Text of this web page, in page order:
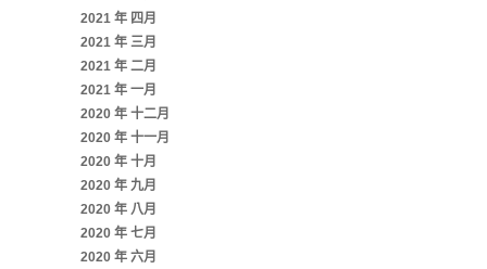
2021 年 四月
2021 年 三月
2021 年 二月
2021 年 一月
2020 年 十二月
2020 年 十一月
2020 年 十月
2020 年 九月
2020 年 八月
2020 年 七月
2020 年 六月